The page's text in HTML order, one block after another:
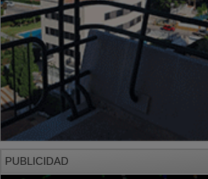
PUBLICIDAD